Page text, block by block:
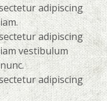
adipiscing
adipiscing
vestibulum
adipiscing